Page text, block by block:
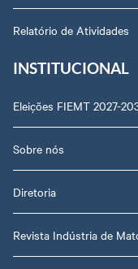
Relatório de Atividades
INSTITUCIONAL
Eleições FIEMT 2027-
Sobre nós
Diretoria
Revista Indústria de